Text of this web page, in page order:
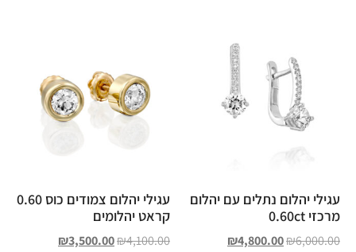
עגילי יהלום נתלים עם יהלום
מרכזי 0.60ct
₪6,000.00
₪4,800.00
עגילי יהלום צמודים כוס 0.60
קראט יהלומים
₪4,100.00
₪3,500.00